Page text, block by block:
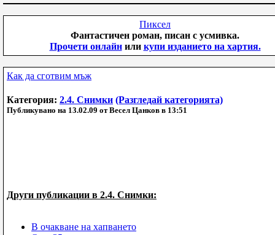
Пиксел
Фантастичен роман, писан с усмивка.
Прочети онлайнили купи изданието на хартия.
Как да сготвим мъж
Категория: 2.4. Снимки (Разгледай категорията)
Публикувано на 13.02.09 от Весел Цанков в 13:51
Други публикации в 2.4. Снимки:
В очакване на хапването